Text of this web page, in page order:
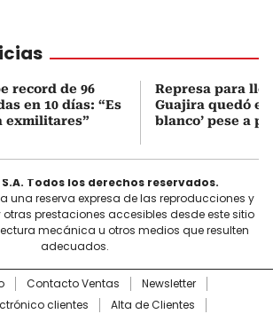
record de 96
en 10 días: “Es
exmilitares”
Represa para
Guajira quedó en
blanco’ pese a
S.A. Todos los derechos reservados.
una reserva expresa de las reproducciones y
prestaciones accesibles desde este sitio
mecánica u otros medios que resulten
adecuados.
Contacto Ventas
Newsletter
clientes
Alta de Clientes